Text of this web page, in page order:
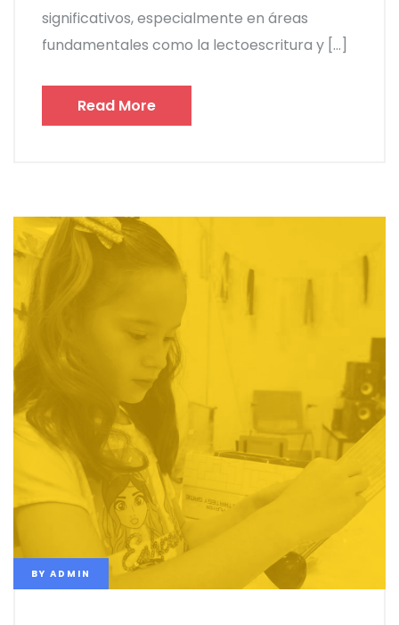
significativos, especialmente en áreas
fundamentales como la lectoescritura y […]
Read More
BY ADMIN